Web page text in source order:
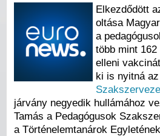
Elkezdődött
oltása
a
több mint
elleni
ki is nyitná
járvány negyedik hullámához
Tamás a Pedagógusok
a Történelemtanárok